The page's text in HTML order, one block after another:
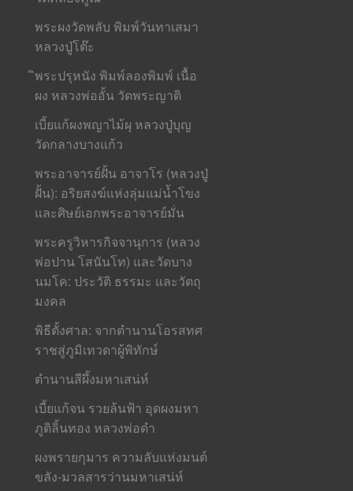
พระผงวัดพลับ พิมพ์วันทาเสมา
หลวงปู่โต๊ะ
ิพระปรุหนัง พิมพ์ลองพิมพ์ เนื้อ
ผง หลวงพ่ออั้น วัดพระญาติ
เบี้ยแก้ผงพญาไม้ผุ หลวงปู่บุญ
วัดกลางบางแก้ว
พระอาจารย์ฝั้น อาจาโร (หลวงปู่
ฝั้น): อริยสงฆ์แห่งลุ่มแม่น้ำโขง
และศิษย์เอกพระอาจารย์มั่น
พระครูวิหารกิจจานุการ (หลวง
พ่อปาน โสนันโท) และวัดบาง
นมโค: ประวัติ ธรรมะ และวัตถุ
มงคล
พิธีตั้งศาล: จากตำนานโอรสทศ
ราชสู่ภูมิเทวดาผู้พิทักษ์
ตำนานสีผึ้งมหาเสน่ห์
เบี้ยแก้จน รวยล้นฟ้า อุดผงมหา
ภูติลิ้นทอง หลวงพ่อดำ
ผงพรายกุมาร ความลับแห่งมนต์
ขลัง-มวลสารว่านมหาเสน่ห์